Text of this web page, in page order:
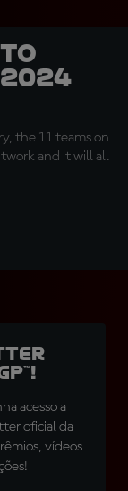
to
the 11 teams on
and it will all
acesso a
oficial da
vídeos